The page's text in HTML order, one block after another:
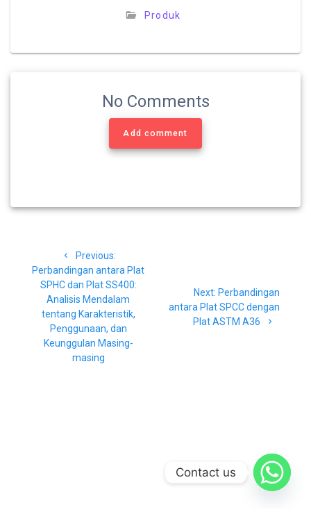
Produk
No Comments
Add comment
pos
Previous:Previous
post:
Perbandingan antara Plat
SPHC dan Plat SS400:
Analisis Mendalam
tentang Karakteristik,
Penggunaan, dan
Keunggulan Masing-
masing
Next: Next
post:
Perbandingan
antara Plat SPCC dengan
Plat ASTM A36
Contact us